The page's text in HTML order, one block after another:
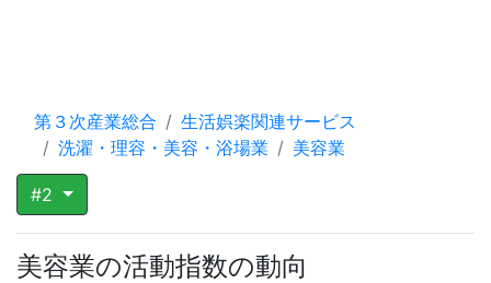
第３次産業総合
生活娯楽関連サービス
洗濯・理容・美容・浴場業
美容業
#2
美容業の活動指数の動向